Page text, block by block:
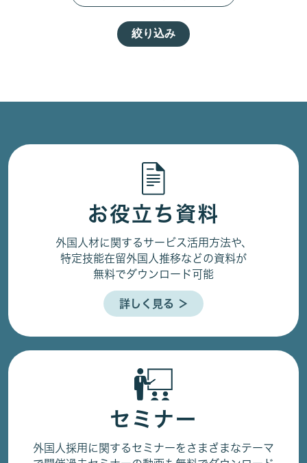
絞り込み
お役立ち資料
外国人材に関するサービス活用方法や、
特定技能在留外国人推移などの資料が
無料でダウンロード可能
詳しく見る ＞
セミナー
外国人採用に関するセミナーをさまざまなテーマ